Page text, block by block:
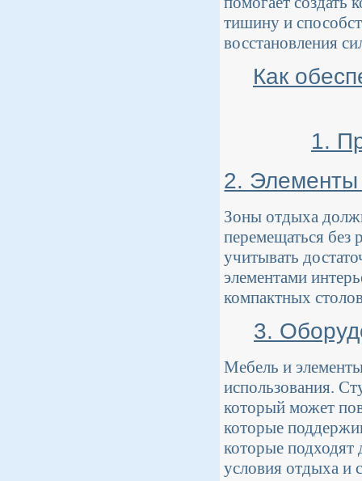
тишину и
восстановления
Как
1.
2. Элементы
Зоны отдыха
перемещаться без
учитывать
элементами
компактных
3.
Мебель и
использования.
который может
которые
которые подходят
условия отдыха и